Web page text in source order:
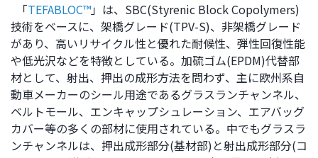
「TEFABLOC™」は、SBC(Styrenic Block Copolymers)
技術をベースに、架橋グレード(TPV-S)、非架橋グレード
があり、高いリサイクル性と優れた耐候性、弾性回復性能
や低光沢などを特徴としている。加硫ゴム(EPDM)代替部
材として、射出、押出の成形方法を問わず、主に欧州系自
動車メーカーのシール用途であるグラスランチャンネル、
ベルトモール、エンキャップシュレーション、エアバッグ
カバー等の多くの部材に使用されている。中でもグラスラ
ンチャンネルは、押出成形部分(基材部)と射出成形部分(コ